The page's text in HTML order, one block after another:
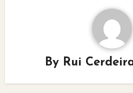
By Rui